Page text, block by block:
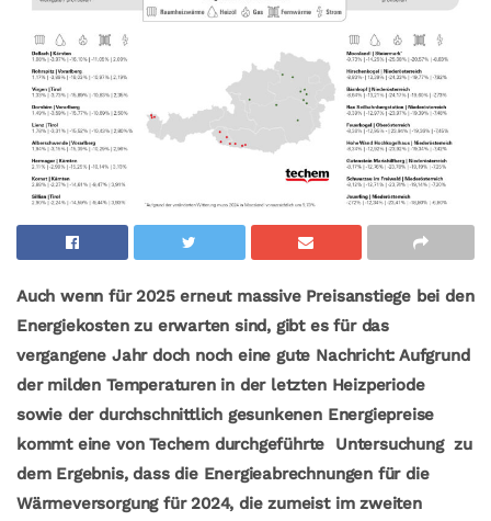
Auch wenn für 2025 erneut massive Preisanstiege bei den
Energiekosten zu erwarten sind, gibt es für das
vergangene Jahr doch noch eine gute Nachricht: Aufgrund
der milden Temperaturen in der letzten Heizperiode
sowie der durchschnittlich gesunkenen Energiepreise
kommt eine von Techem durchgeführte Untersuchung zu
dem Ergebnis, dass die Energieabrechnungen für die
Wärmeversorgung für 2024, die zumeist im zweiten